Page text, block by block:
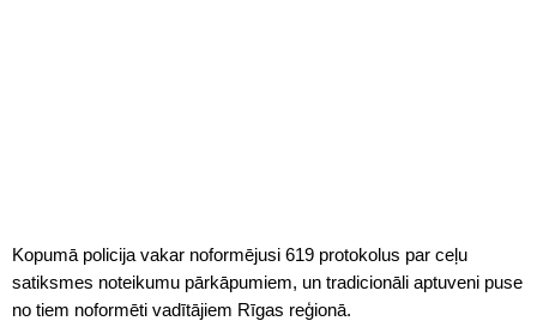
Kopumā policija vakar noformējusi 619 protokolus par ceļu
satiksmes noteikumu pārkāpumiem, un tradicionāli aptuveni puse
no tiem noformēti vadītājiem Rīgas reģionā.